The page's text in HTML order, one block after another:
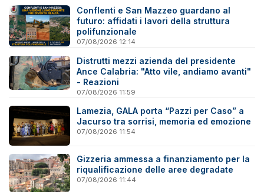
Conflenti e San Mazzeo guardano al
futuro: affidati i lavori della struttura
polifunzionale
07/08/2026 12:14
Distrutti mezzi azienda del presidente
Ance Calabria: "Atto vile, andiamo avanti"
- Reazioni
07/08/2026 11:59
Lamezia, GALA porta “Pazzi per Caso” a
Jacurso tra sorrisi, memoria ed emozione
07/08/2026 11:54
Gizzeria ammessa a finanziamento per la
riqualificazione delle aree degradate
07/08/2026 11:44